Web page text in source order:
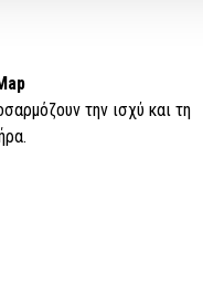
την ισχύ και τη